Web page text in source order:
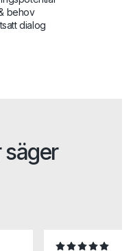
behov
dialog
säger